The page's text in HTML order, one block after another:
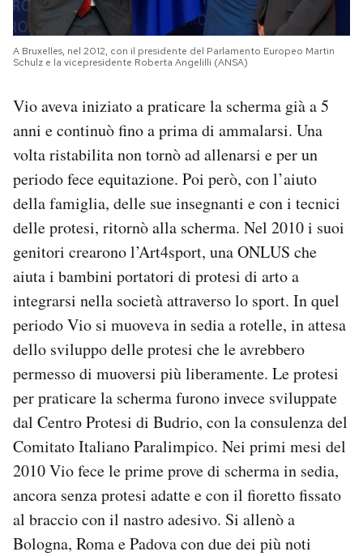
A Bruxelles, nel 2012, con il presidente del Parlamento Europeo Martin
Schulz e la vicepresidente Roberta Angelilli (ANSA)
Vio aveva iniziato a praticare la scherma già a 5
anni e continuò fino a prima di ammalarsi. Una
volta ristabilita non tornò ad allenarsi e per un
periodo fece equitazione. Poi però, con l’aiuto
della famiglia, delle sue insegnanti e con i tecnici
delle protesi, ritornò alla scherma. Nel 2010 i suoi
genitori crearono l’Art4sport, una ONLUS che
aiuta i bambini portatori di protesi di arto a
integrarsi nella società attraverso lo sport. In quel
periodo Vio si muoveva in sedia a rotelle, in attesa
dello sviluppo delle protesi che le avrebbero
permesso di muoversi più liberamente. Le protesi
per praticare la scherma furono invece sviluppate
dal Centro Protesi di Budrio, con la consulenza del
Comitato Italiano Paralimpico. Nei primi mesi del
2010 Vio fece le prime prove di scherma in sedia,
ancora senza protesi adatte e con il fioretto fissato
al braccio con il nastro adesivo. Si allenò a
Bologna, Roma e Padova con due dei più noti